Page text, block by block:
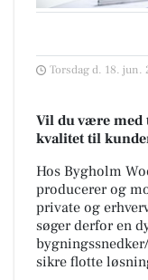
Torsdag d. 18. jun.
Vil du være med
kvalitet til
Hos Bygholm
producerer og
private og
søger derfor en
sikre flotte